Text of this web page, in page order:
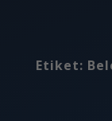
Etiket: